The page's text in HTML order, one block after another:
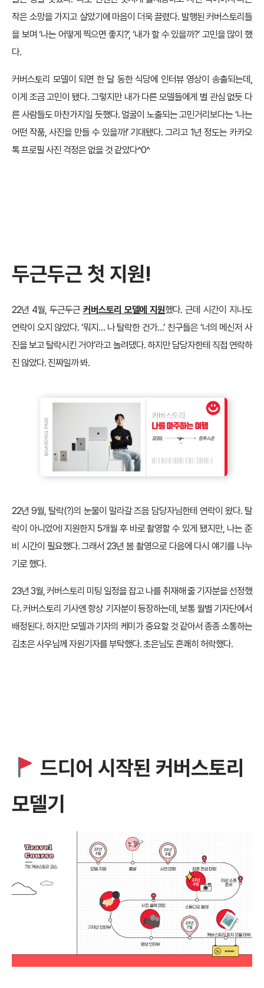
작은 소망을 가지고 살았기에 마음이 더욱 끌렸다. 발행된 커버스토리들
을 보며 ‘나는 어떻게 찍으면 좋지?’, ‘내가 할 수 있을까?’ 고민을 많이 했
다.
커버스토리 모델이 되면 한 달 동한 식당에 인터뷰 영상이 송출되는데,
이게 조금 고민이 됐다. 그렇지만 내가 다른 모델들에게 별 관심 없듯 다
른 사람들도 마찬가지일 듯했다. 얼굴이 노출되는 고민거리보다는 ‘나는
어떤 작품, 사진을 만들 수 있을까!’ 기대됐다. 그리고 1년 정도는 카카오
톡 프로필 사진 걱정은 없을 것 같았다^0^
두근두근 첫 지원!
22년 4월, 두근두근 커버스토리 모델에 지원했다. 근데 시간이 지나도
연락이 오지 않았다. ‘뭐지… 나 탈락한 건가…’ 친구들은 ‘너의 메신저 사
진을 보고 탈락시킨 거야’라고 놀려댔다. 하지만 담당자한테 직접 연락하
진 않았다. 진짜일까 봐.
22년 9월, 탈락(?)의 눈물이 말라갈 즈음 담당자님한테 연락이 왔다. 탈
락이 아니었어! 지원한지 5개월 후 바로 촬영할 수 있게 됐지만, 나는 준
비 시간이 필요했다. 그래서 23년 봄 촬영으로 다음에 다시 얘기를 나누
기로 했다.
23년 3월, 커버스토리 미팅 일정을 잡고 나를 취재해 줄 기자분을 선정했
다. 커버스토리 기사엔 항상 기자분이 등장하는데, 보통 월별 기자단에서
배정된다. 하지만 모델과 기자의 케미가 중요할 것 같아서 종종 소통하는
김초은 사우님께 자원기자를 부탁했다. 초은님도 흔쾌히 허락했다.
드디어 시작된 커버스토리
모델기